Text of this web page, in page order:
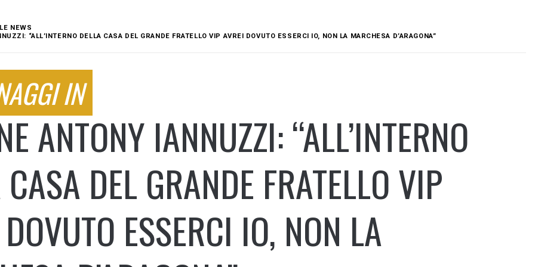
NEWS
“ALL’INTERNO DELLA CASA DEL GRANDE FRATELLO VIP AVREI DOVUTO ESSERCI IO, NON LA MARCHESA D’ARAGONA”
IN
ANTONY IANNUZZI: “ALL’INTERNO
DEL GRANDE FRATELLO VIP
ESSERCI IO, NON LA